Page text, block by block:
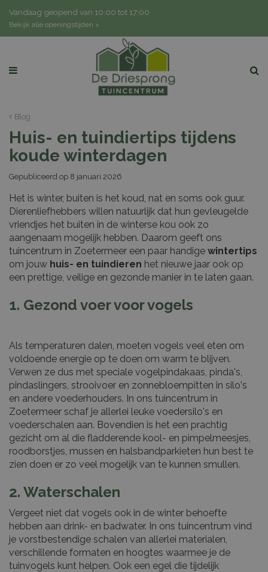
Blog
Vandaag geopend van 10:00 tot 17:00
Bekijk alle openingstijden >
Huis- en tuindiertips tijdens
koude winterdagen
Gepubliceerd op 8 januari 2026
Het is winter, buiten is het koud, nat en soms ook guur.
Dierenliefhebbers willen natuurlijk dat hun gevleugelde
vriendjes het buiten in de winterse kou ook zo
aangenaam mogelijk hebben. Daarom geeft ons
tuincentrum in Zoetermeer een paar handige wintertips
om jouw huis- en tuindieren het nieuwe jaar ook op
een prettige, veilige en gezonde manier in te laten gaan.
1. Gezond voer voor vogels
Als temperaturen dalen, moeten vogels veel eten om
voldoende energie op te doen om warm te blijven.
Verwen ze dus met speciale vogelpindakaas, pinda's,
pindaslingers, strooivoer en zonnebloempitten in silo's
en andere voederhouders. In ons tuincentrum in
Zoetermeer schaf je allerlei leuke voedersilo's en
voederschalen aan. Bovendien is het een prachtig
gezicht om al die fladderende kool- en pimpelmeesjes,
roodborstjes, mussen en halsbandparkieten hun best te
zien doen er zo veel mogelijk van te kunnen smullen.
2. Waterschalen
Vergeet niet dat vogels ook in de winter behoefte
hebben aan drink- en badwater. In ons tuincentrum vind
je vorstbestendige schalen van allerlei materialen,
verschillende formaten en hoogtes waarmee je de
tuinvogels kunt helpen. Ook een egel die tijdelijk